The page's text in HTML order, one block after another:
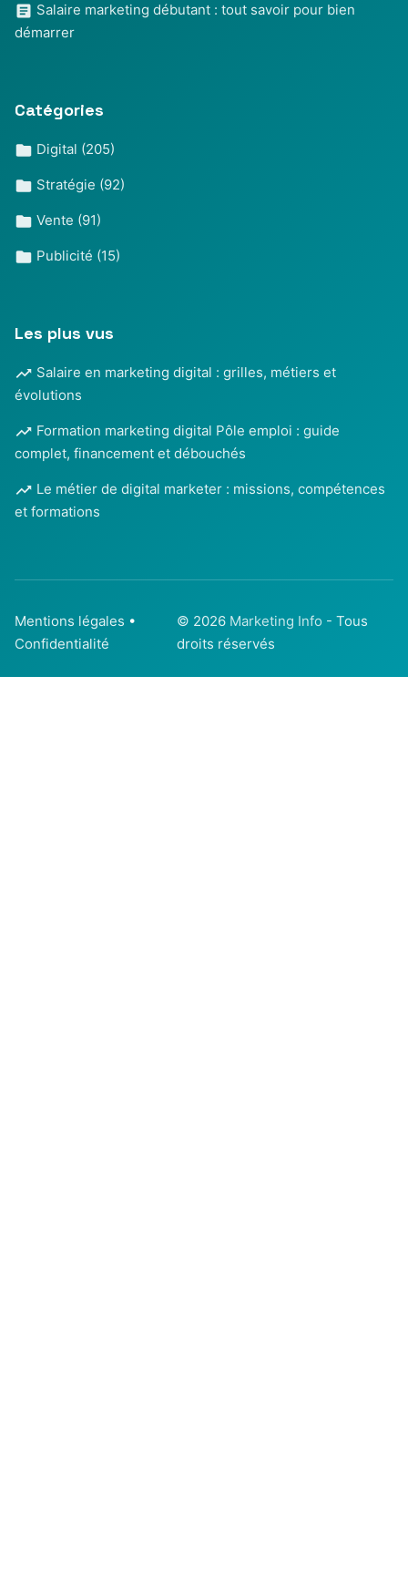
Salaire marketing débutant : tout savoir pour bien
démarrer
Catégories
Digital (205)
Stratégie (92)
Vente (91)
Publicité (15)
Les plus vus
Salaire en marketing digital : grilles, métiers et
évolutions
Formation marketing digital Pôle emploi : guide
complet, financement et débouchés
Le métier de digital marketer : missions, compétences
et formations
Mentions légales •
Confidentialité
© 2026 Marketing Info - Tous
droits réservés